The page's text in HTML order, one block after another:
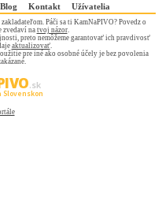
Blog Kontakt Užívatelia
zakladateľom. Páči sa ti KamNaPIVO? Povedz o
zvedaví natvoj názor.
preto nemôžeme garantovať ich pravdivosť
aktualizovať.
pre iné ako osobné účely je bez povolenia
.sk
Slovenskom